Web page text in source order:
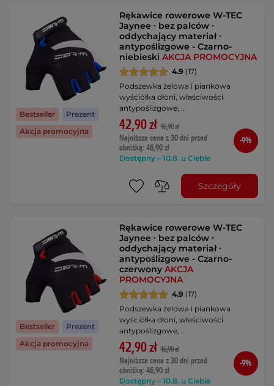
Bestseller
Prezent
Akcja promocyjna
Rękawice rowerowe W-TEC
Jaynee ∙ bez palców ∙
oddychający materiał ∙
antypoślizgowe - Czarno-
niebieskiAKCJA PROMOCYJNA
4.9 (17)
Podszewka żelowa i piankowa
wyściółka dłoni, właściwości
antypoślizgowe, …
42,90 zł 46,90 zł
Najniższa cena z 30 dni przed
obniżką: 46,90 zł
Dostępny – 10.8. u Ciebie
-9%
Szczegóły
Bestseller
Prezent
Akcja promocyjna
Rękawice rowerowe W-TEC
Jaynee ∙ bez palców ∙
oddychający materiał ∙
antypoślizgowe - Czarno-
czerwonyAKCJA
PROMOCYJNA
4.9 (17)
Podszewka żelowa i piankowa
wyściółka dłoni, właściwości
antypoślizgowe, …
42,90 zł 46,90 zł
Najniższa cena z 30 dni przed
obniżką: 46,90 zł
Dostępny – 10.8. u Ciebie
-9%